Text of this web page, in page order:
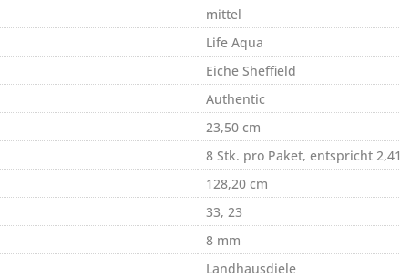
mittel
Life Aqua
Eiche Sheffield
Authentic
23,50 cm
8 Stk. pro Paket, entspricht
128,20 cm
33, 23
8 mm
Landhausdiele